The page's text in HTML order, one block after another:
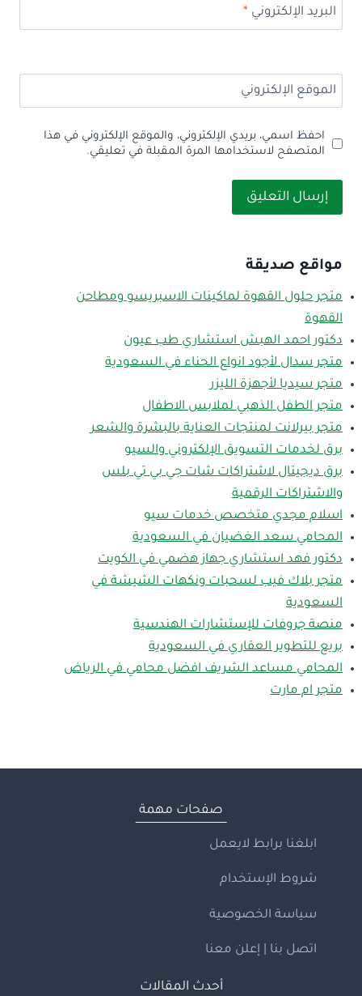
البريد الإلكتروني*
الموقع الإلكتروني
احفظ اسمي، بريدي الإلكتروني، والموقع الإلكتروني في هذا
المتصفح لاستخدامها المرة المقبلة في تعليقي.
مواقع صديقة
متجر حلول القهوة لماكينات الاسبريسو ومطاحن
القهوة
دكتور احمد الهبش استشاري طب عيون
متجر سدال لأجود انواع الحناء في السعودية
متجر سيديا لأجهزة الليزر
متجر الطفل الذهبي لملابس الاطفال
متجر بيرلانت لمنتجات العناية بالبشرة والشعر
برق لخدمات التسويق الإلكتروني والسيو
برق ديجيتال لاشتراكات شات جي بي تي بلس
والاشتراكات الرقمية
اسلام مجدي متخصص خدمات سيو
المحامي سعد الغضيان في السعودية
دكتور فهد استشاري جهاز هضمي في الكويت
متجر بلاك فيب لسحبات ونكهات الشيشة في
السعودية
منصة جروفات للإستشارات الهندسية
بريع للتطوير العقاري في السعودية
المحامي مساعد الشريف افضل محامي في الرياض
متجر ام مارت
صفحات مهمة
ابلغنا برابط لايعمل
شروط الإستخدام
سياسة الخصوصية
اتصل بنا | إعلن معنا
أحدث المقالات